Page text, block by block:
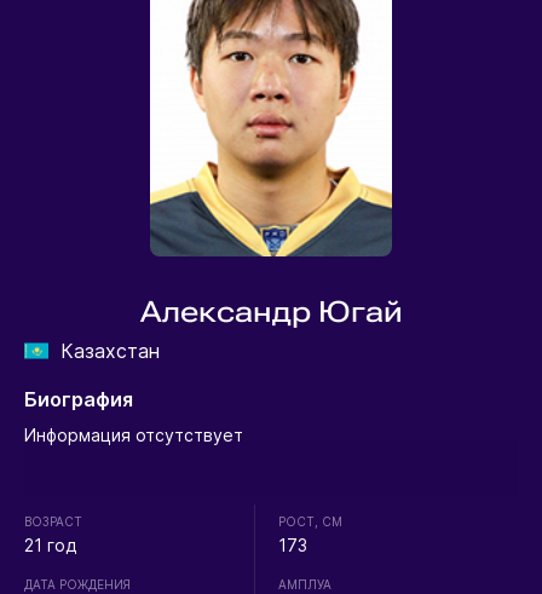
Александр Югай
Казахстан
Биография
Информация отсутствует
ВОЗРАСТ
21 год
ДАТА РОЖДЕНИЯ
РОСТ, СМ
173
АМПЛУА